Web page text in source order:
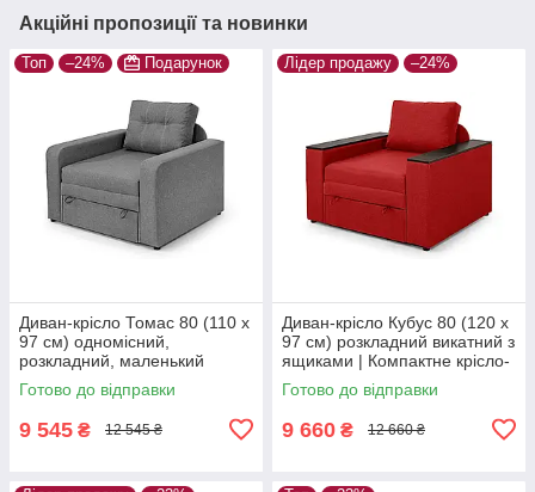
Акційні пропозиції та новинки
Топ –24% Подарунок
Диван-крісло Томас 80 (110 х
97 см) одномісний,
розкладний, маленький
диван зі спальним місцем і
нішею для білизни, рогожка,
Готово до відправки
9 545 ₴ 12 545 ₴
Лідер продажу –24%
Диван-крісло Кубус 80 (120 х
97 см) розкладний викатний з
ящиками | Компактне крісло-
ліжко для щоденного сну,
рогожка, червоний
Готово до відправки
9 660 ₴ 12 660 ₴